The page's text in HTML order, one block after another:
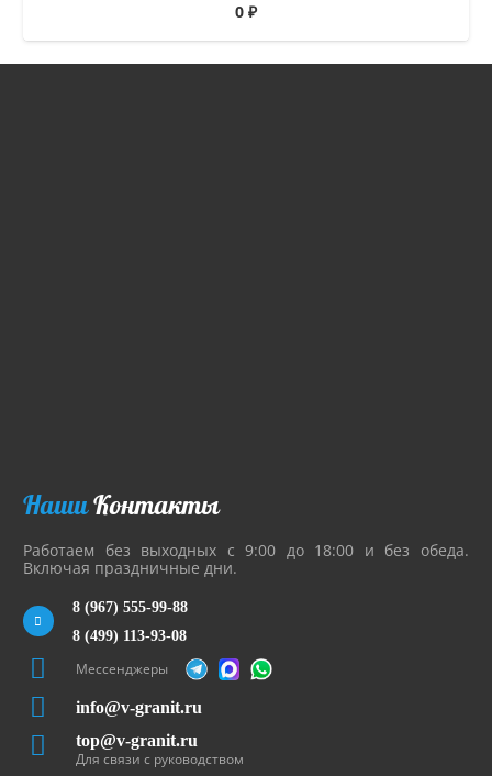
0 ₽
НашиКонтакты
Работаем без выходных с 9:00 до 18:00 и без обеда.
Включая праздничные дни.
8 (967) 555-99-88
8 (499) 113-93-08
Мессенджеры
info@v-granit.ru
top@v-granit.ru
Для связи с руководством